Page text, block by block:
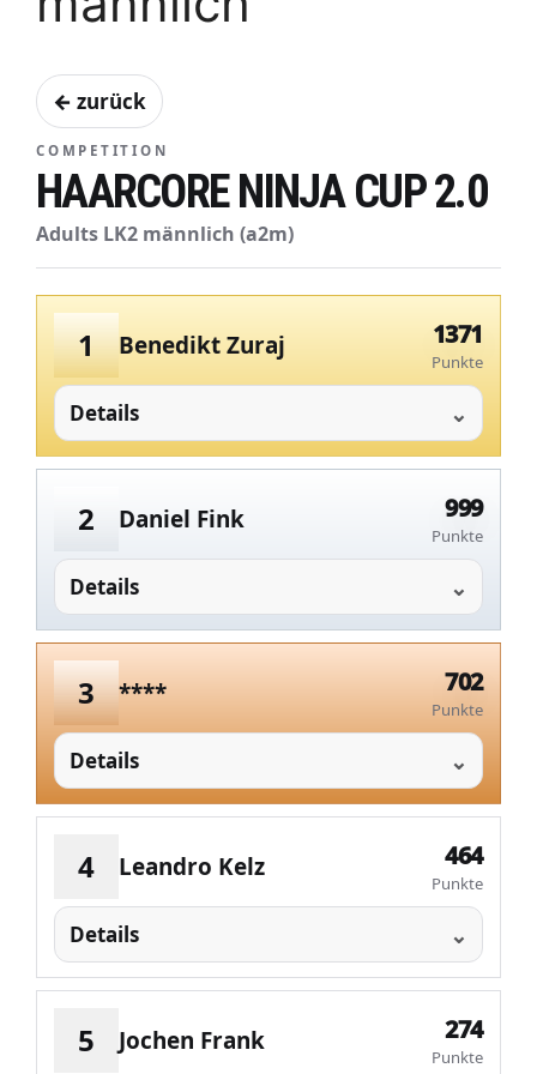
← zurück
COMPETITION
HAARCORE NINJA CUP 2.0
Adults LK2 männlich (a2m)
1 Benedikt Zuraj 1371
Punkte
Details
2 Daniel Fink 999
Punkte
Details
3 **** 702
Punkte
Details
4 Leandro Kelz 464
Punkte
Details
5 Jochen Frank 274
Punkte